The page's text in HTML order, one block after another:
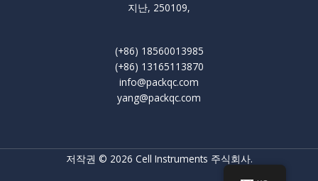
지난, 250109,
(+86) 18560013985
(+86) 13165113870
info@packqc.com
yang@packqc.com
저작권 © 2026 Cell Instruments 주식회사.